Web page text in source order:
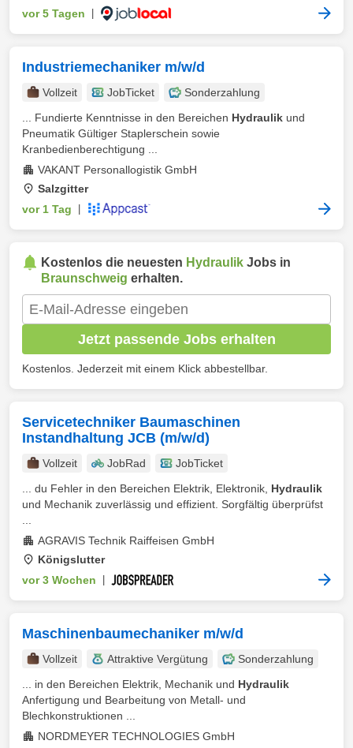
vor 5 Tagen
Industriemechaniker m/w/d
Vollzeit JobTicket
Sonderzahlung
... Fundierte Kenntnisse in den Bereichen Hydraulik und
Pneumatik Gültiger Staplerschein sowie
Kranbedienberechtigung ...
VAKANT Personallogistik GmbH
Salzgitter
vor 1 Tag
Kostenlos die neuesten Hydraulik Jobs in
Braunschweig erhalten.
Jetzt passende Jobs erhalten
Kostenlos. Jederzeit mit einem Klick abbestellbar.
Servicetechniker Baumaschinen
Instandhaltung JCB (m/w/d)
Vollzeit JobRad
JobTicket
... du Fehler in den Bereichen Elektrik, Elektronik, Hydraulik
und Mechanik zuverlässig und effizient. Sorgfältig überprüfst
AGRAVIS Technik Raiffeisen GmbH
Königslutter
vor 3 Wochen
Maschinenbaumechaniker m/w/d
Vollzeit Attraktive Vergütung
Sonderzahlung
... in den Bereichen Elektrik, Mechanik und Hydraulik
Anfertigung und Bearbeitung von Metall- und
Blechkonstruktionen ...
NORDMEYER TECHNOLOGIES GmbH